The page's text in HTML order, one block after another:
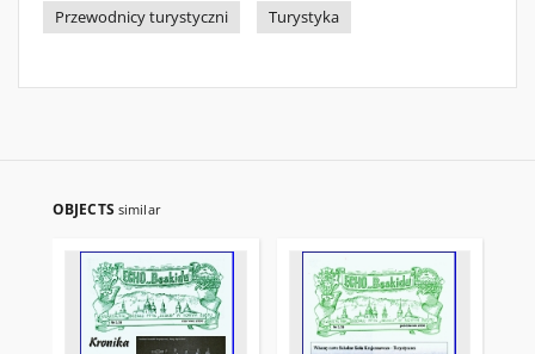
Przewodnicy turystyczni
Turystyka
OBJECTS similar